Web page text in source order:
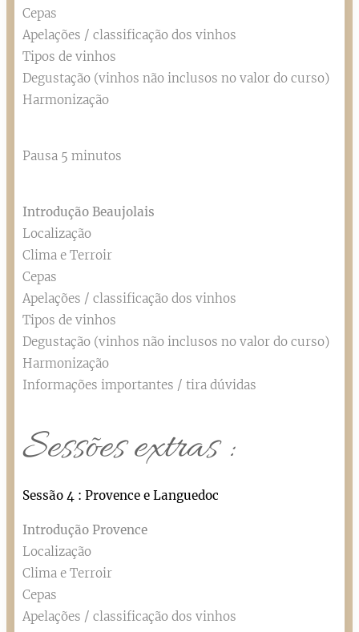
Cepas
Apelações / classificação dos vinhos
Tipos de vinhos
Degustação (vinhos não inclusos no valor do curso)
Harmonização
Pausa 5 minutos
Introdução Beaujolais
Localização
Clima e Terroir
Cepas
Apelações / classificação dos vinhos
Tipos de vinhos
Degustação (vinhos não inclusos no valor do curso)
Harmonização
Informações importantes / tira dúvidas
Sessões extras :
Sessão 4 : Provence e Languedoc
Introdução Provence
Localização
Clima e Terroir
Cepas
Apelações / classificação dos vinhos